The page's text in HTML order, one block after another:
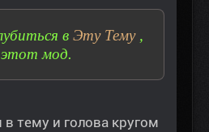
в Эту Тему ,
этот мод.
в тему и голова кругом